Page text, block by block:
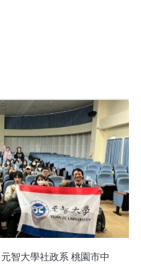
智大學社政系 桃園市中